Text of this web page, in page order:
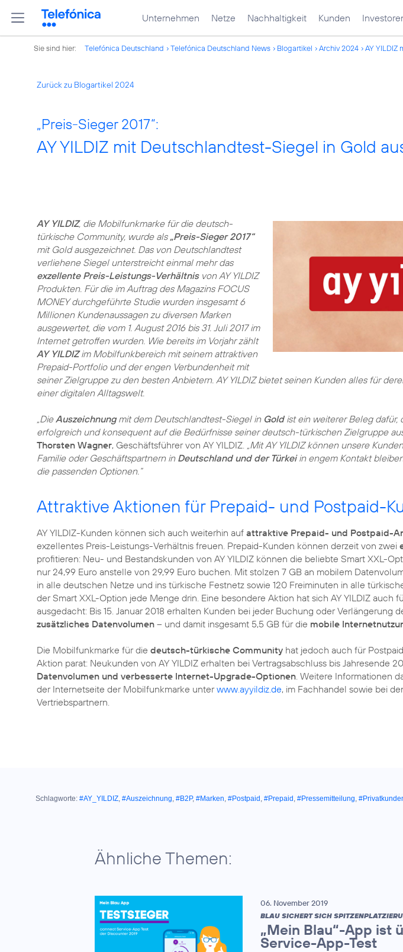
Unternehmen Netze Nachhaltigkeit Kunden
Sie sind hier: Telefónica Deutschland Telefónica Deutschland News Blogartikel Archiv 2024 AY YILDIZ
Zurück zu Blogartikel 2024
„Preis-Sieger 2017“:
AY YILDIZ mit Deutschlandtest-Siegel in Gold
AY YILDIZ, die Mobilfunkmarke für die deutsch-
türkische Community, wurde als „Preis-Sieger 2017“
mit Gold ausgezeichnet. Das von Deutschlandtest
verliehene Siegel unterstreicht einmal mehr das
exzellente Preis-Leistungs-Verhältnisvon AY YILDIZ
Produkten. Für die im Auftrag des Magazins FOCUS
MONEY durchgeführte Studie wurden insgesamt 6
Millionen Kundenaussagen zu diversen Marken
ausgewertet, die vom 1. August 2016 bis 31. Juli 2017 im
Internet getroffen wurden. Wie bereits im Vorjahr zählt
AY YILDIZim Mobilfunkbereich mit seinem attraktiven
Prepaid-Portfolio und der engen Verbundenheit mit
seiner Zielgruppe zu den besten Anbietern. AY YILDIZ bietet seinen Kunden alles für
einer digitalen Alltagswelt.
„DieAuszeichnungmit dem Deutschlandtest-Siegel in Goldist ein weiterer Beleg dafür,
erfolgreich und konsequent auf die Bedürfnisse seiner deutsch-türkischen Zielgruppe
Thorsten Wagner, Geschäftsführer von AY YILDIZ. „Mit AY YILDIZ können unsere
Familie oder Geschäftspartnern in Deutschland und der Türkeiin engem Kontakt
die passenden Optionen.“
Attraktive Aktionen für Prepaid- und Postpaid-
AY YILDIZ-Kunden können sich auch weiterhin auf attraktive Prepaid- und Postpaid-
exzellentes Preis-Leistungs-Verhältnis freuen. Prepaid-Kunden können derzeit von zwei
profitieren: Neu- und Bestandskunden von AY YILDIZ können die beliebte Smart XXL-
nur 24,99 Euro anstelle von 29,99 Euro buchen. Mit stolzen 7 GB an mobilem
in alle deutschen Netze und ins türkische Festnetz sowie 120 Freiminuten in alle
der Smart XXL-Option jede Menge drin. Eine besondere Aktion hat sich AY YILDIZ auch
ausgedacht: Bis 15. Januar 2018 erhalten Kunden bei jeder Buchung oder Verlängerung
zusätzliches Datenvolumen – und damit insgesamt 5,5 GB für die mobile
Die Mobilfunkmarke für die deutsch-türkische Community hat jedoch auch für
Aktion parat: Neukunden von AY YILDIZ erhalten bei Vertragsabschluss bis Jahresende
Datenvolumen und verbesserte Internet-Upgrade-Optionen. Weitere Informationen
der Internetseite der Mobilfunkmarke unterwww.ayyildiz.de, im Fachhandel sowie bei
Vertriebspartnern.
Schlagworte: #AY_YILDIZ, #Auszeichnung, #B2P, #Marken, #Postpaid , #Prepaid , #Pressemitteilung,
Ähnliche Themen:
06. November 2019
BLAU SICHERT SICH
„Mein Blau“-App ist
Service-App-Test